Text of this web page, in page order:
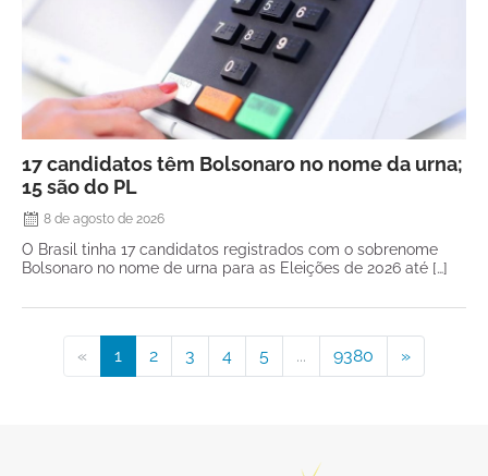
17 candidatos têm Bolsonaro no nome da urna;
15 são do PL
8 de agosto de 2026
O Brasil tinha 17 candidatos registrados com o sobrenome
Bolsonaro no nome de urna para as Eleições de 2026 até […]
« 1 2 3 4 5 ... 9380 »